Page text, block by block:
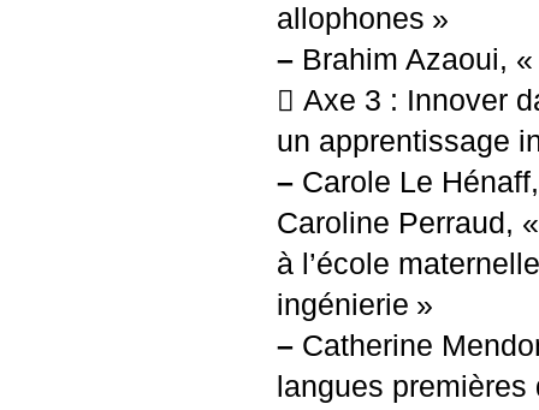
allophones »
– Brahim Azaoui, «
 Axe 3 : Innover
un apprentissage
– Carole Le
Caroline Perraud, «
à l’école
ingénierie »
– Catherine
langues